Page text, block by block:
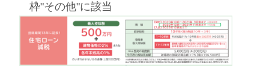
枠"その他"に該当